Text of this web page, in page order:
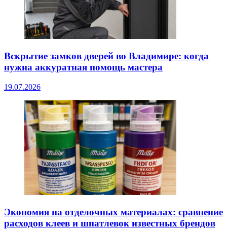
Вскрытие замков дверей во Владимире: когда
нужна аккуратная помощь мастера
19.07.2026
Экономия на отделочных материалах: сравнение
расходов клеев и шпатлевок известных брендов